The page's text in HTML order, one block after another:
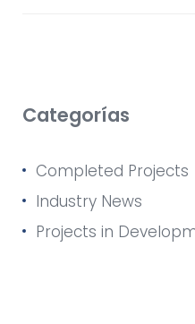
Categorías
Completed Projects
Industry News
Projects in